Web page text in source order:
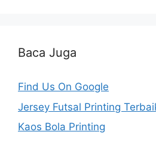
Baca Juga
Find Us On Google
Jersey Futsal Printing
Kaos Bola Printing